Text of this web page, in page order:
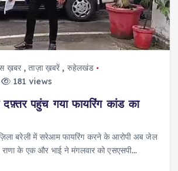
ख़बर ,ताज़ा ख़बरें , रुहेलखंड
181 views
दफ़्तर पहुंच गया फायरिंग कांड का
बरेली में सरेआम फायरिंग करने के आरोपी अब जेल
राणा के एक और भाई ने मंगलवार को एसएसपी…